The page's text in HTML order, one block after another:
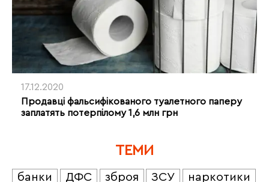
17.12.2020
Продавці фальсифікованого туалетного паперу
заплатять потерпілому 1,6 млн грн
ТЕМИ
банки ДФС зброя ЗСУ
наркотики